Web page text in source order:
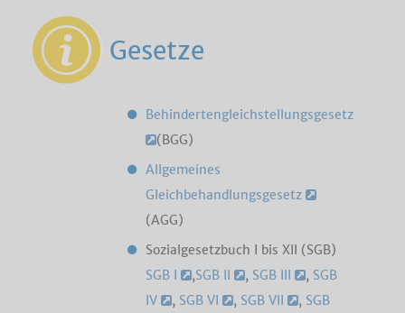
Gesetze
Behindertengleichstellungsgesetz
(BGG)
Allgemeines
Gleichbehandlungsgesetz
(AGG)
Sozialgesetzbuch I bis XII (SGB)
SGB I
,SGB II , SGB III , SGB
IV
, SGB VI , SGB VII , SGB